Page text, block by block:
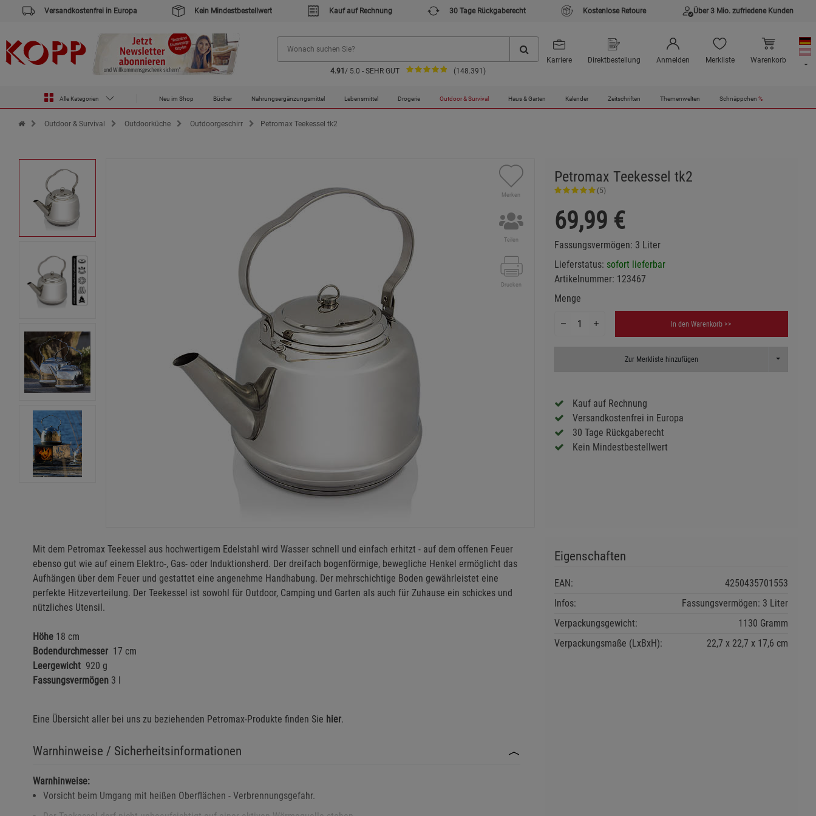
Versandkostenfrei in Europa Kein Mindestbestellwert Kauf auf Rechnung 30 Tage Rückgaberecht Kostenlose Retoure Über 3 Mio. zufriedene Kunden
4.91 / 5.0 - SEHR GUT (148.391)
Karriere Direktbestellung Anmelden Merkliste Warenkorb
Alle Kategorien Neu im Shop Bücher Nahrungsergänzungsmittel Lebensmittel Drogerie Outdoor & Survival Haus & Garten Kalender Zeitschriften Themenwelten Schnäppchen %
Zur Startseite des Kopp Verlag Online-Shop
Outdoor & Survival Outdoorküche Outdoorgeschirr Petromax Teekessel tk2
Merken
Teilen
Drucken
Petromax Teekessel tk2
(5)
69,99 €
Fassungsvermögen: 3 Liter
Lieferstatus: sofort lieferbar
Artikelnummer: 123467
Menge
In den Warenkorb >>
Zur Merkliste hinzufügen Toggle
Kauf auf Rechnung
Versandkostenfrei in Europa
30 Tage Rückgaberecht
Kein Mindestbestellwert
Mit dem Petromax Teekessel aus hochwertigem Edelstahl wird Wasser schnell und einfach erhitzt - auf dem offenen Feuer
ebenso gut wie auf einem Elektro-, Gas- oder Induktionsherd. Der dreifach bogenförmige, bewegliche Henkel ermöglicht das
Aufhängen über dem Feuer und gestattet eine angenehme Handhabung. Der mehrschichtige Boden gewährleistet eine
perfekte Hitzeverteilung. Der Teekessel ist sowohl für Outdoor, Camping und Garten als auch für Zuhause ein schickes und
nützliches Utensil.
Höhe 18 cm
Bodendurchmesser 17 cm
Leergewicht 920 g
Fassungsvermögen 3 l
Eine Übersicht aller bei uns zu beziehenden Petromax-Produkte finden Sie hier.
Warnhinweise / Sicherheitsinformationen
Warnhinweise:
Vorsicht beim Umgang mit heißen Oberflächen - Verbrennungsgefahr.
Eigenschaften
EAN:
4250435701553
Infos:
Fassungsvermögen: 3 Liter
Verpackungsgewicht:
1130 Gramm
Verpackungsmaße (LxBxH):
22,7 22,7 17,6 cm